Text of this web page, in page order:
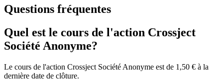
Questions fréquentes
Quel est le cours de l'action Crossject
Société Anonyme?
Le cours de l'action Crossject Société Anonyme est de 1,50 € à la
dernière date de clôture.